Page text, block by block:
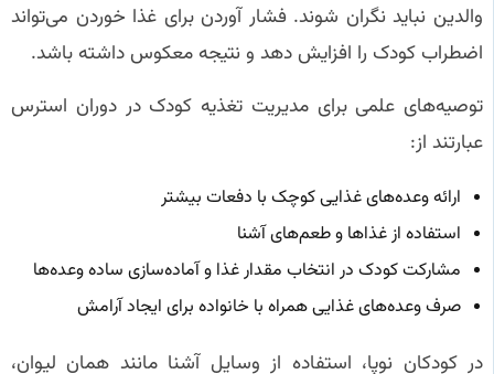
والدین نباید نگران شوند. فشار آوردن برای غذا خوردن می‌تواند
اضطراب کودک را افزایش دهد و نتیجه معکوس داشته باشد.
توصیه‌های علمی برای مدیریت تغذیه کودک در دوران استرس
عبارتند از:
ارائه وعده‌های غذایی کوچک با دفعات بیشتر
استفاده از غذاها و طعم‌های آشنا
مشارکت کودک در انتخاب مقدار غذا و آماده‌سازی ساده وعده‌ها
صرف وعده‌های غذایی همراه با خانواده برای ایجاد آرامش
در کودکان نوپا، استفاده از وسایل آشنا مانند همان لیوان،